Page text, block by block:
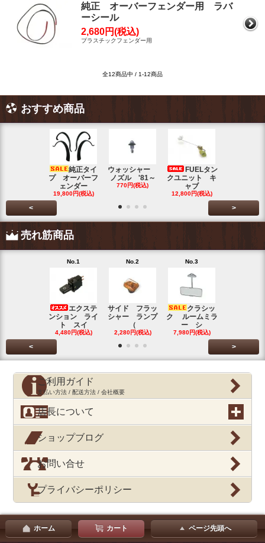
純正 オーバーフェンダー用 ラバ
ーシール
2,680円(税込)
プラスチックフェンダー用
全12商品中 / 1-12商品
おすすめ商品
純正タイ
プ オーバーフ
ェンダー
19,800円(税込)
ウォッシャー
ノズル '81～
770円(税込)
FUELタン
クユニット キ
ャブ
12,800円(税込)
< >
売れ筋商品
No.1
エクステ
ンション ライ
ト スイ
4,480円(税込)
No.2
サイド フラッ
シャー ランプ
（
2,280円(税込)
No.3
クラシッ
ク ルームミラ
ー シ
7,980円(税込)
< >
ご利用ガイド
支払い方法 / 配送方法 / 会社概要
店長について
ショップブログ
お問い合せ
プライバシーポリシー
ホーム カート ページ先頭へ